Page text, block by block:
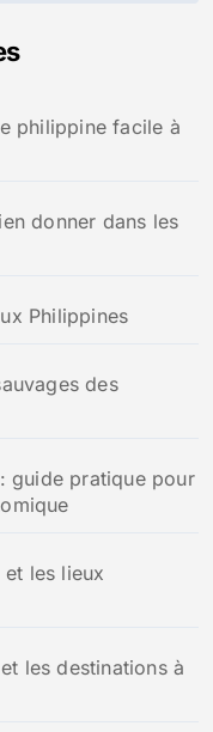
philippine facile à
donner dans les
Philippines
des
guide pratique pour
les lieux
les destinations à